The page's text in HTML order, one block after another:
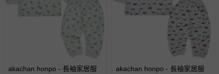
akachan honpo - 長袖家居服
akachan honpo - 長袖家居服